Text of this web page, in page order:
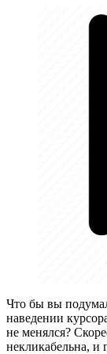
Что бы вы
наведении
не менялся?
некликабельна, и